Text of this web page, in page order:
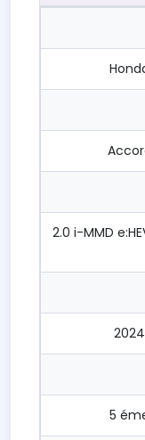
2.0 i-MMD
2024
5